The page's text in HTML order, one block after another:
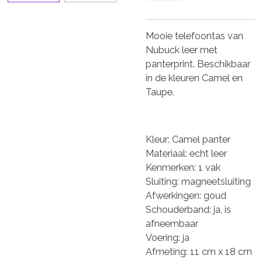
Mooie telefoontas van
Nubuck leer met
panterprint. Beschikbaar
in de kleuren Camel en
Taupe.
Kleur: Camel panter
Materiaal: echt leer
Kenmerken: 1 vak
Sluiting: magneetsluiting
Afwerkingen: goud
Schouderband: ja, is
afneembaar
Voering: ja
Afmeting: 11 cm x 18 cm